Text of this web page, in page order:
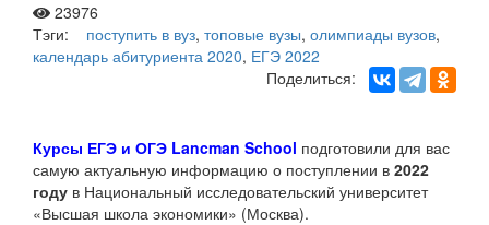
23976
Тэги:
поступить в вуз, топовые вузы, олимпиады вузов,
календарь абитуриента 2020, ЕГЭ 2022
Поделиться:
Курсы ЕГЭ и ОГЭ Lancman School подготовили для вас
самую актуальную информацию о поступлении в 2022
году в Национальный исследовательский университет
«Высшая школа экономики» (Москва).